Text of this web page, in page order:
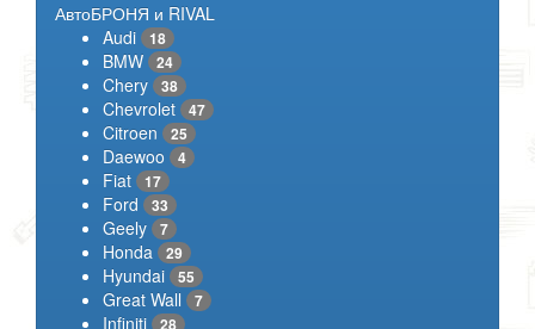
АвтоБРОНЯ и RIVAL
Audi
18
BMW 24
Chery 38
Chevrolet 47
Citroen 25
Daewoo 4
Fiat 17
Ford 33
Geely 7
Honda 29
Hyundai 55
Great Wall 7
Infiniti 28